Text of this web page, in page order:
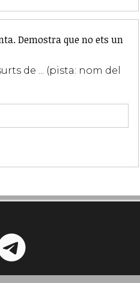
Demostra que no ets un
de ... (pista: nom del